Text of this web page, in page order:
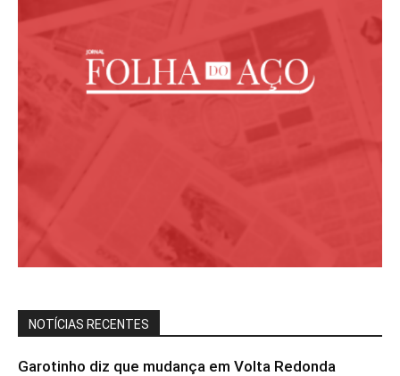
NOTÍCIAS RECENTES
Garotinho diz que mudança em Volta Redonda